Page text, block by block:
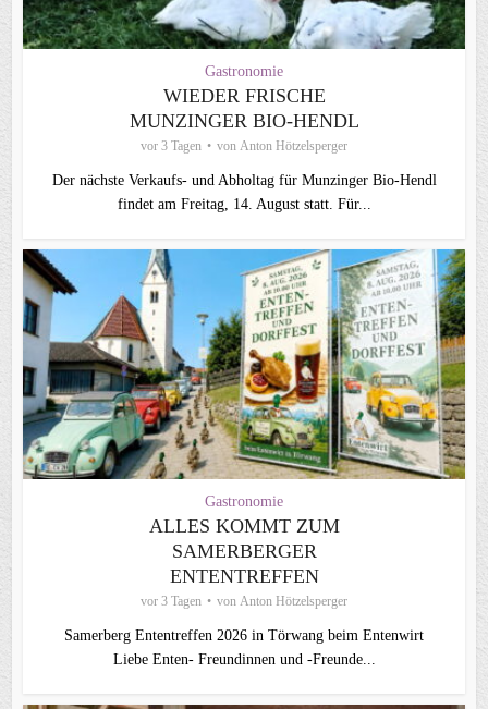
Gastronomie
WIEDER FRISCHE
MUNZINGER BIO-HENDL
vor 3 Tagen von Anton Hötzelsperger
Der nächste Verkaufs- und Abholtag für Munzinger Bio-Hendl
findet am Freitag, 14. August statt. Für...
Gastronomie
ALLES KOMMT ZUM
SAMERBERGER
ENTENTREFFEN
vor 3 Tagen von Anton Hötzelsperger
Samerberg Ententreffen 2026 in Törwang beim Entenwirt
Liebe Enten- Freundinnen und -Freunde...